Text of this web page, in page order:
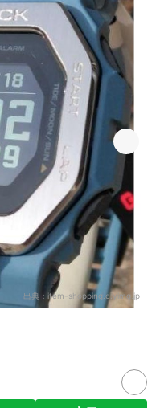
出典： item-shopping.c.yimg.jp